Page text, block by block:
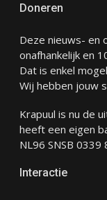
Doneren
Deze nieuws- en
onafhankelijk en
Dat is enkel
Wij hebben jouw
Krapuul is nu de
heeft een eigen
NL96 SNSB 0339
Interactie